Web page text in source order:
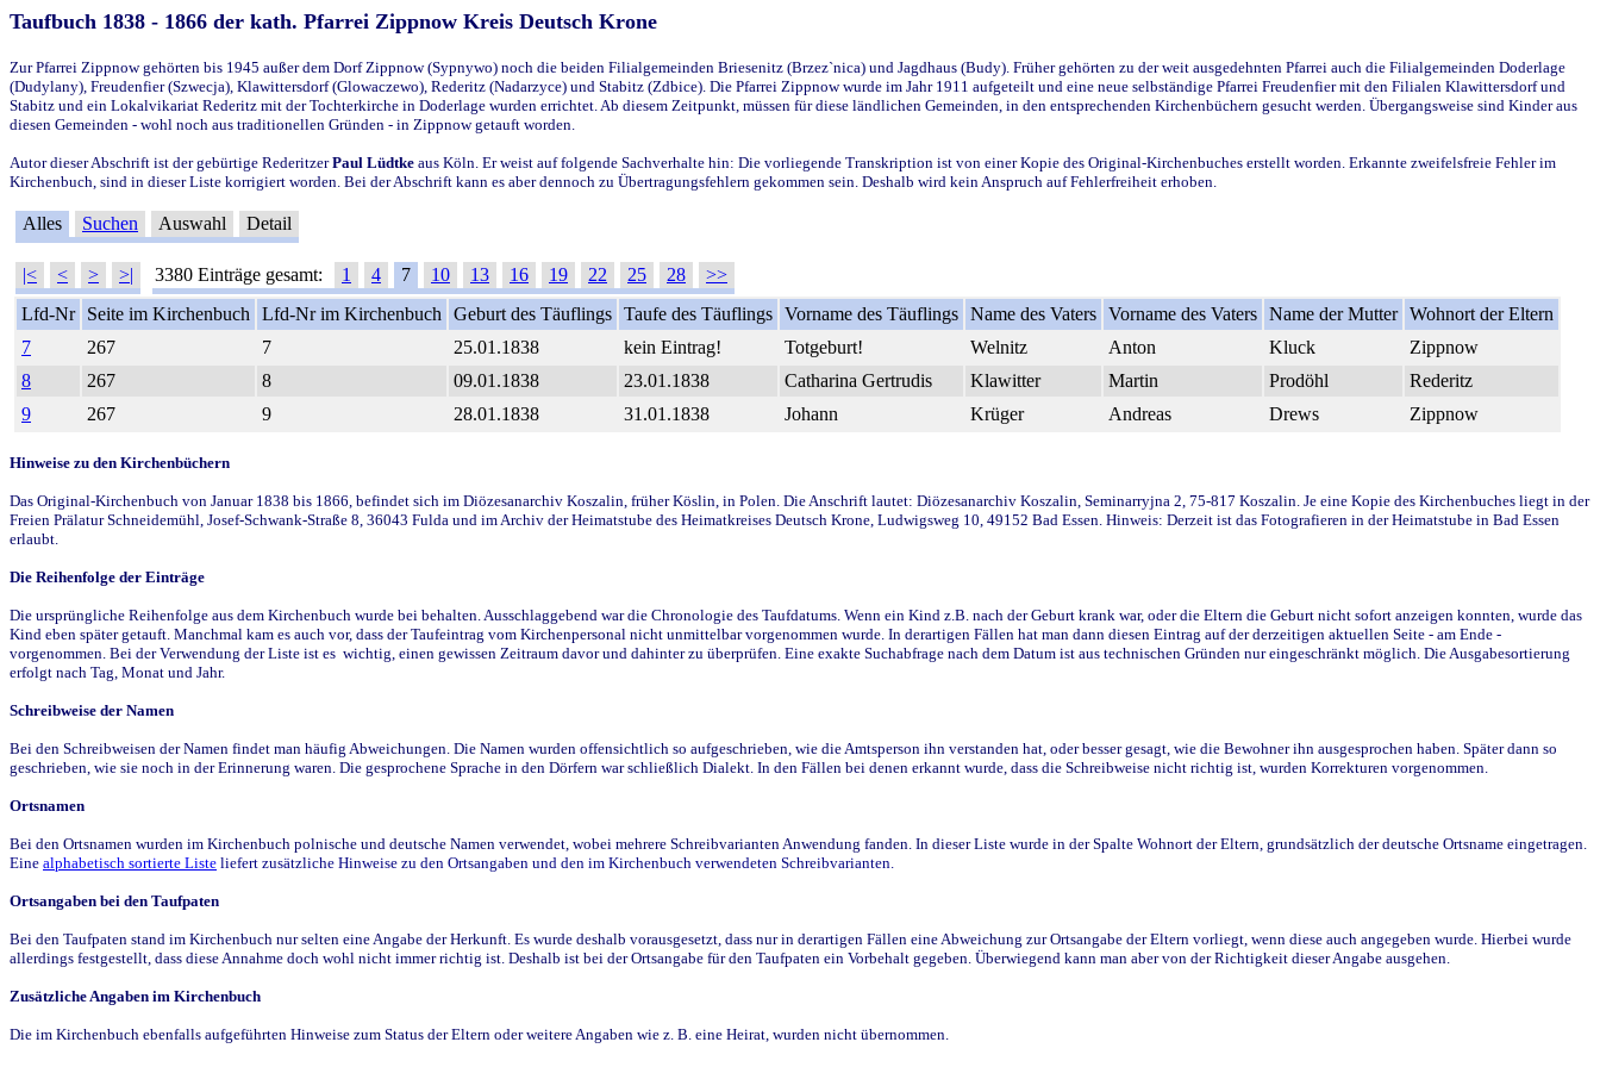
Taufbuch 1838 - 1866 der kath. Pfarrei Zippnow Kreis Deutsch Krone
Zur Pfarrei Zippnow gehörten bis 1945 außer dem Dorf Zippnow (Sypnywo) noch die beiden Filialgemeinden Briesenitz (Brzez`nica) und Jagdhaus (Budy). Früher gehörten zu der weit ausgedehnten Pfarrei auch die Filialgemeinden Doderlage
(Dudylany), Freudenfier (Szwecja), Klawittersdorf (Glowaczewo), Rederitz (Nadarzyce) und Stabitz (Zdbice). Die Pfarrei Zippnow wurde im Jahr 1911 aufgeteilt und eine neue selbständige Pfarrei Freudenfier mit den Filialen Klawittersdorf und
Stabitz und ein Lokalvikariat Rederitz mit der Tochterkirche in Doderlage wurden errichtet. Ab diesem Zeitpunkt, müssen für diese ländlichen Gemeinden, in den entsprechenden Kirchenbüchern gesucht werden. Übergangsweise sind Kinder aus
diesen Gemeinden - wohl noch aus traditionellen Gründen - in Zippnow getauft worden.
Autor dieser Abschrift ist der gebürtige RederitzerPaul Lüdtke aus Köln. Er weist auf folgende Sachverhalte hin: Die vorliegende Transkription ist von einer Kopie des Original-Kirchenbuches erstellt worden. Erkannte zweifelsfreie Fehler im
Kirchenbuch, sind in dieser Liste korrigiert worden. Bei der Abschrift kann es aber dennoch zu Übertragungsfehlern gekommen sein. Deshalb wird kein Anspruch auf Fehlerfreiheit erhoben.
Alles Suchen Auswahl Detail
|< < > >| 3380 Einträge gesamt: 1 4 7 10 13 16 19 22 25 28
>>
Lfd-Nr
Seite im Kirchenbuch Lfd-Nr im Kirchenbuch Geburt des Täuflings Taufe des Täuflings Vorname des Täuflings Name des Vaters Vorname des Vaters Name der Mutter Wohnort der Eltern
7
267 7 25.01.1838 kein Eintrag! Totgeburt! Welnitz Anton Kluck
Zippnow
8
267 8 09.01.1838 23.01.1838 Catharina Gertrudis Klawitter Martin Prodöhl
Rederitz
9
267 9 28.01.1838 31.01.1838 Johann Krüger Andreas Drews Zippnow
Hinweise zu den Kirchenbüchern
Das Original-Kirchenbuch von Januar 1838 bis 1866, befindet sich im Diözesanarchiv Koszalin, früher Köslin, in Polen. Die Anschrift lautet: Diözesanarchiv Koszalin, Seminarryjna 2, 75-817 Koszalin. Je eine Kopie des Kirchenbuches liegt in der
Freien Prälatur Schneidemühl, Josef-Schwank-Straße 8, 36043 Fulda und im Archiv der Heimatstube des Heimatkreises Deutsch Krone, Ludwigsweg 10, 49152 Bad Essen. Hinweis: Derzeit ist das Fotografieren in der Heimatstube in Bad Essen
erlaubt.
Die Reihenfolge der Einträge
Die ursprüngliche Reihenfolge aus dem Kirchenbuch wurde bei behalten. Ausschlaggebend war die Chronologie des Taufdatums. Wenn ein Kind z.B. nach der Geburt krank war, oder die Eltern die Geburt nicht sofort anzeigen konnten, wurde das
Kind eben später getauft. Manchmal kam es auch vor, dass der Taufeintrag vom Kirchenpersonal nicht unmittelbar vorgenommen wurde. In derartigen Fällen hat man dann diesen Eintrag auf der derzeitigen aktuellen Seite - am Ende -
vorgenommen. Bei der Verwendung der Liste ist es wichtig, einen gewissen Zeitraum davor und dahinter zu überprüfen. Eine exakte Suchabfrage nach dem Datum ist aus technischen Gründen nur eingeschränkt möglich. Die Ausgabesortierung
erfolgt nach Tag, Monat und Jahr.
Schreibweise der Namen
Bei den Schreibweisen der Namen findet man häufig Abweichungen. Die Namen wurden offensichtlich so aufgeschrieben, wie die Amtsperson ihn verstanden hat, oder besser gesagt, wie die Bewohner ihn ausgesprochen haben. Später dann so
geschrieben, wie sie noch in der Erinnerung waren. Die gesprochene Sprache in den Dörfern war schließlich Dialekt. In den Fällen bei denen erkannt wurde, dass die Schreibweise nicht richtig ist, wurden Korrekturen vorgenommen.
Ortsnamen
Bei den Ortsnamen wurden im Kirchenbuch polnische und deutsche Namen verwendet, wobei mehrere Schreibvarianten Anwendung fanden. In dieser Liste wurde in der Spalte Wohnort der Eltern, grundsätzlich der deutsche Ortsname eingetragen.
Eine alphabetisch sortierte Liste liefert zusätzliche Hinweise zu den Ortsangaben und den im Kirchenbuch verwendeten Schreibvarianten.
Ortsangaben bei den Taufpaten
Bei den Taufpaten stand im Kirchenbuch nur selten eine Angabe der Herkunft. Es wurde deshalb vorausgesetzt, dass nur in derartigen Fällen eine Abweichung zur Ortsangabe der Eltern vorliegt, wenn diese auch angegeben wurde. Hierbei wurde
allerdings festgestellt, dass diese Annahme doch wohl nicht immer richtig ist. Deshalb ist bei der Ortsangabe für den Taufpaten ein Vorbehalt gegeben. Überwiegend kann man aber von der Richtigkeit dieser Angabe ausgehen.
Zusätzliche Angaben im Kirchenbuch
Die im Kirchenbuch ebenfalls aufgeführten Hinweise zum Status der Eltern oder weitere Angaben wie z. B. eine Heirat, wurden nicht übernommen.